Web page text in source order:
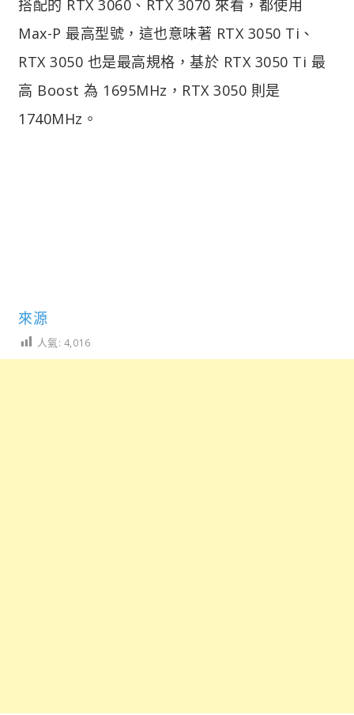
搭配的 RTX 3060、RTX 3070 來看，都使用
Max-P 最高型號，這也意味著 RTX 3050 Ti、
RTX 3050 也是最高規格，基於 RTX 3050 Ti 最
高 Boost 為 1695MHz，RTX 3050 則是
1740MHz。
來源
人氣: 4,016